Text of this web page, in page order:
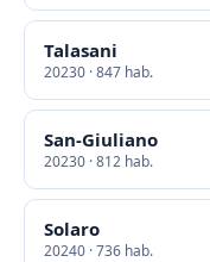
Talasani
20230 · 847 hab.
San-Giuliano
20230 · 812 hab.
Solaro
20240 · 736 hab.